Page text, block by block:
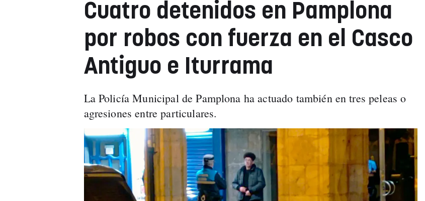
Cuatro detenidos en Pamplona
por robos con fuerza en el Casco
Antiguo e Iturrama
La Policía Municipal de Pamplona ha actuado también en tres peleas o
agresiones entre particulares.